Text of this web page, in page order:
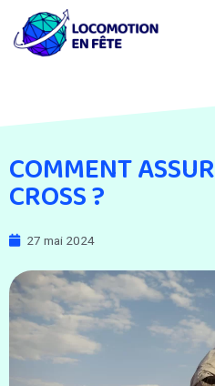
COMMENT
CROSS ?
27 mai 2024